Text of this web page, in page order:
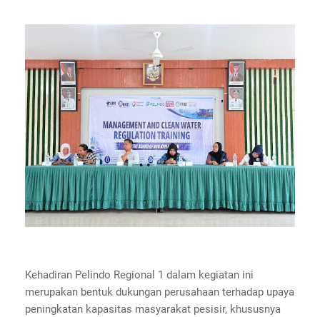
Kehadiran Pelindo Regional 1 dalam kegiatan ini
merupakan bentuk dukungan perusahaan terhadap upaya
peningkatan kapasitas masyarakat pesisir, khususnya